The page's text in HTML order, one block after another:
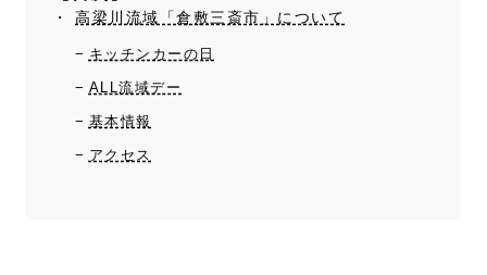
高梁川流域「倉敷三斎市」について
キッチンカーの日
ALL流域デー
基本情報
アクセス